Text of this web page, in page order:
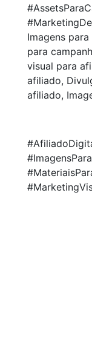
Imagens
para
visual para
afiliado,
afiliado,